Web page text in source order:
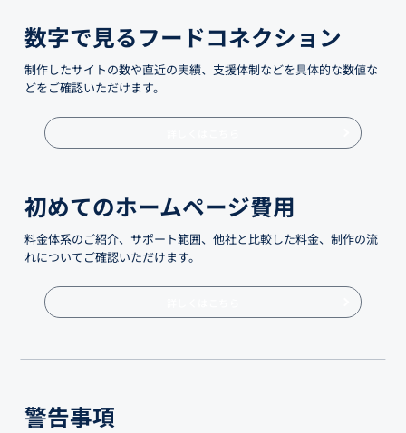
数字で見るフードコネクション
制作したサイトの数や直近の実績、支援体制などを具体的な数値な
どをご確認いただけます。
初めてのホームページ費用
料金体系のご紹介、サポート範囲、他社と比較した料金、制作の流
れについてご確認いただけます。
警告事項